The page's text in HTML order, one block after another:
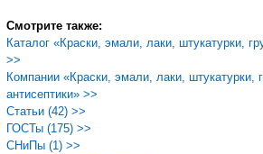
Смотрите также:
Каталог «Краски, эмали, лаки, штукатурки,
>>
Компании «Краски, эмали, лаки, штукатурки,
антисептики» >>
Статьи (42) >>
ГОСТы (175) >>
СНиПы (1) >>